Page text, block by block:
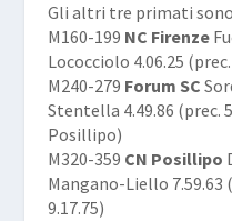
Gli altri tre primati
M160-199 NC Firenze
Lococciolo 4.06.25
M240-279 Forum SC
Stentella 4.49.86 (prec.
Posillipo)
M320-359 CN Posillipo
Mangano-Liello
9.17.75)